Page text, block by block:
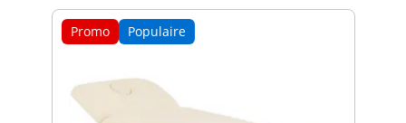
Promo Populaire